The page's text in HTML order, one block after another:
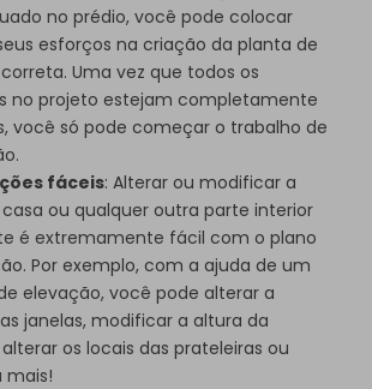
no prédio, você pode colocar
esforços na criação da planta de
Uma vez que todos os
no projeto estejam completamente
você só pode começar o trabalho de
fáceis: Alterar ou modificar a
ou qualquer outra parte interior
é extremamente fácil com o plano
Por exemplo, com a ajuda de um
elevação, você pode alterar a
janelas, modificar a altura da
os locais das prateleiras ou
mais!